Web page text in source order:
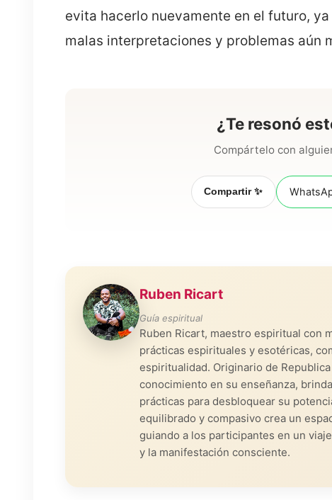
evita hacerlo nuevamente en el futuro,
malas interpretaciones y problemas aún
¿Te resonó
Compártelo con
Compartir ✨
Ruben Ricart
Guía espiritual
Ruben Ricart, maestro espiritual con
prácticas espirituales y esotéricas,
espiritualidad. Originario de
conocimiento en su enseñanza,
prácticas para desbloquear su
equilibrado y compasivo crea un
guiando a los participantes en un
y la manifestación consciente.